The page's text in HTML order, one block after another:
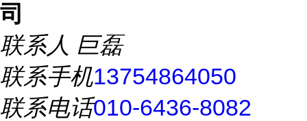
司
联系人 巨磊
联系手机13754864050
联系电话010-6436-8082